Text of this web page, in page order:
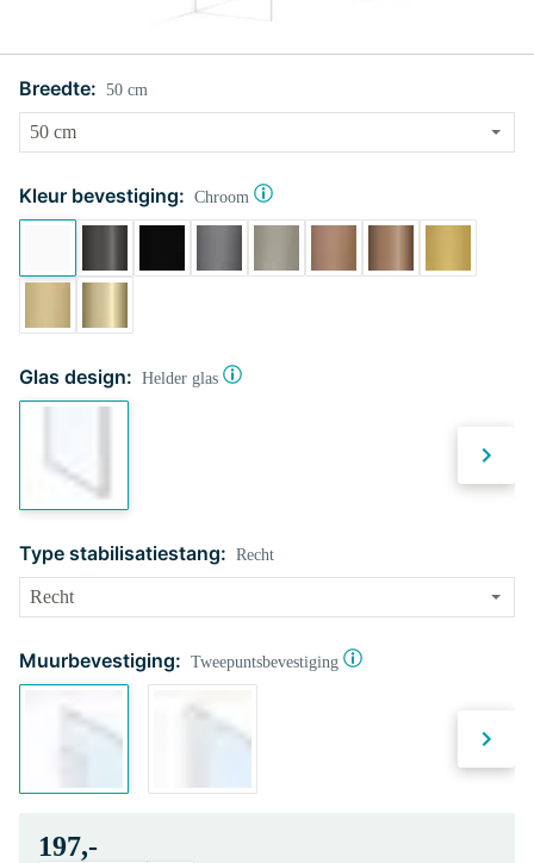
Breedte: 50 cm
Kleur bevestiging: Chroom
Glas design: Helder glas
Type stabilisatiestang: Recht
Muurbevestiging: Tweepuntsbevestiging
197,-